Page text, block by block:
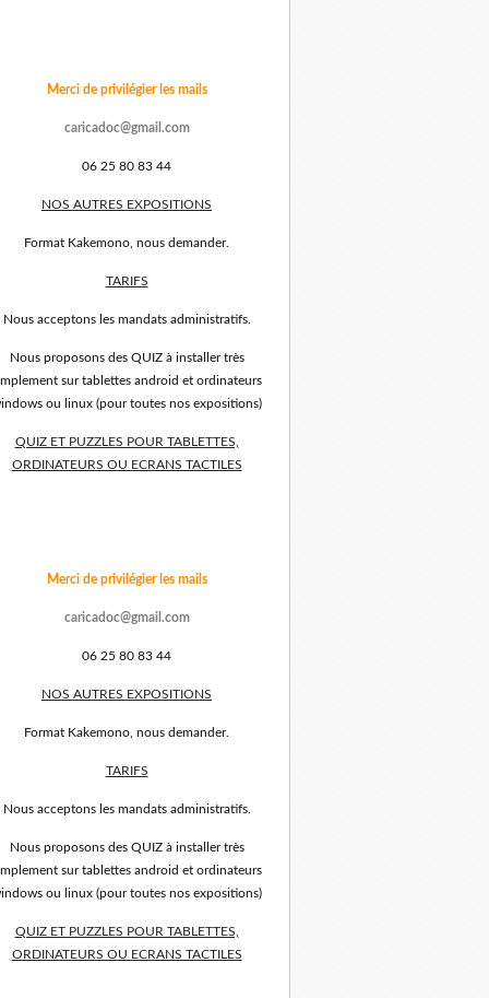
Merci de privilégier les mails
caricadoc@gmail.com
06 25 80 83 44
NOS AUTRES EXPOSITIONS
Format Kakemono, nous demander.
TARIFS
Nous acceptons les mandats administratifs.
Nous proposons des QUIZ à installer très
sur tablettes android et ordinateurs
ou linux (pour toutes nos expositions)
QUIZ ET PUZZLES POUR TABLETTES,
ORDINATEURS OU ECRANS TACTILES
Merci de privilégier les mails
caricadoc@gmail.com
06 25 80 83 44
NOS AUTRES EXPOSITIONS
Format Kakemono, nous demander.
TARIFS
Nous acceptons les mandats administratifs.
Nous proposons des QUIZ à installer très
sur tablettes android et ordinateurs
ou linux (pour toutes nos expositions)
QUIZ ET PUZZLES POUR TABLETTES,
ORDINATEURS OU ECRANS TACTILES